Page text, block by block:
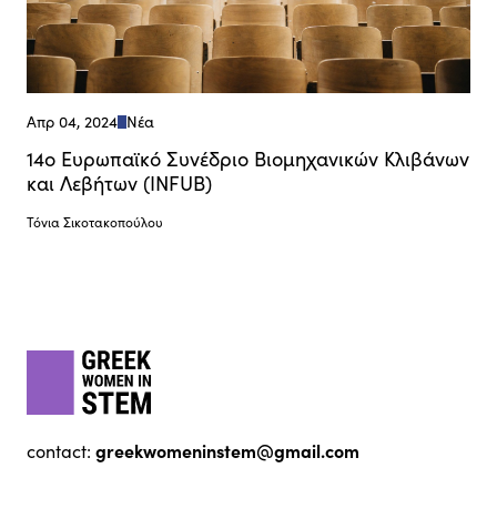
Απρ 04, 2024 Νέα
14ο Ευρωπαϊκό Συνέδριο Βιομηχανικών Κλιβάνων
και Λεβήτων (INFUB)
Τόνια Σικοτακοπούλου
contact: greekwomeninstem@gmail.com